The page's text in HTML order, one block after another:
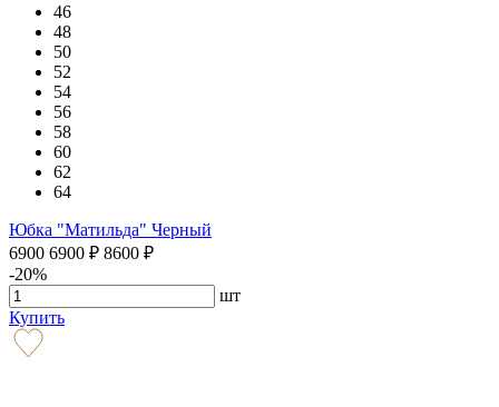
46
48
50
52
54
56
58
60
62
64
Юбка "Матильда" Черный
6900 6900 ₽ 8600 ₽
-20%
шт
Купить